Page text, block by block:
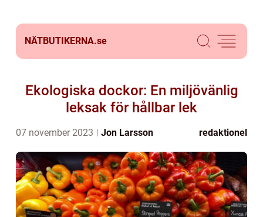
NÄTBUTIKERNA.se
Ekologiska dockor: En miljövänlig
leksak för hållbar lek
07 november 2023 Jon Larsson redaktionel